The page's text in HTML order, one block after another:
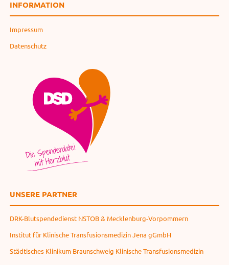
INFORMATION
Impressum
Datenschutz
UNSERE PARTNER
DRK-Blutspendedienst NSTOB & Mecklenburg-Vorpommern
Institut für Klinische Transfusionsmedizin Jena gGmbH
Städtisches Klinikum Braunschweig Klinische Transfusionsmedizin